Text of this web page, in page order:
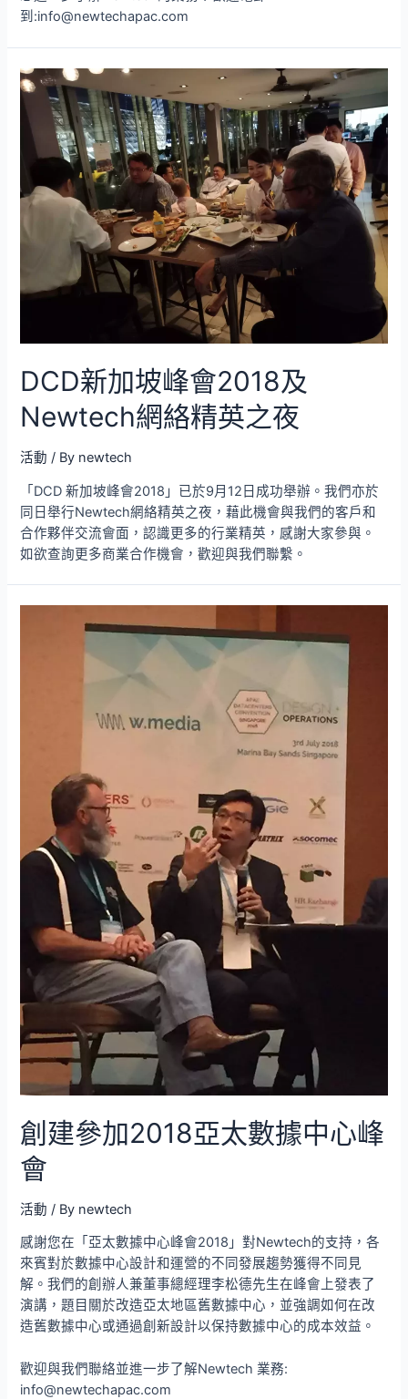
到:info@newtechapac.com
DCD新加坡峰會2018及
Newtech網絡精英之夜
活動 / By newtech
「DCD 新加坡峰會2018」已於9月12日成功舉辦。我們亦於
同日舉行Newtech網絡精英之夜，藉此機會與我們的客戶和
合作夥伴交流會面，認識更多的行業精英，感謝大家參與。
如欲查詢更多商業合作機會，歡迎與我們聯繫。
創建參加2018亞太數據中心峰
會
活動 / By newtech
感謝您在「亞太數據中心峰會2018」對Newtech的支持，各
來賓對於數據中心設計和運營的不同發展趨勢獲得不同見
解。我們的創辦人兼董事總經理李松德先生在峰會上發表了
演講，題目關於改造亞太地區舊數據中心，並強調如何在改
造舊數據中心或通過創新設計以保持數據中心的成本效益。
歡迎與我們聯絡並進一步了解Newtech 業務:
info@newtechapac.com